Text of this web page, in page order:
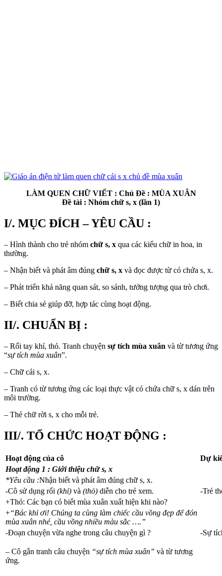
LÀM QUEN CHỮ VIẾT : Chủ Đề : MÙA XUÂN
Đề tài : Nhóm chữ s, x (lần 1)
I/. MỤC ĐÍCH – YÊU CẦU :
– Hình thành cho trẻ nhóm chữ s, x qua các kiểu chữ in hoa, in
thường.
– Nhận biết và phát âm đúng chữ s, x và đọc được từ có chứa s, x.
– Phát triển khả năng quan sát, so sánh, tưởng tượng qua trò chơi.
– Biết chia sẻ giúp đỡ, hợp tác cùng hoạt động.
II/. CHUẨN BỊ :
– Rối tay khỉ, thỏ. Tranh chuyện sự tích mùa xuân và từ tương ứng
“sự tích mùa xuân”.
– Chữ cái s, x.
– Tranh có từ tương ứng các loại thực vật có chứa chữ s, x dán trên
môi trường.
– Thẻ chữ rời s, x cho mỗi trẻ.
III/. TỔ CHỨC HOẠT ĐỘNG :
Hoạt động của cô
Dự
Hoạt động 1 : Giới thiệu chữ s, x
*Yêu cầu :Nhận biết và phát âm đúng chữ s, x.
-Cô sử dụng rối (khỉ) và (thỏ) diễn cho trẻ xem.
-Trẻ
+Thỏ: Các bạn có biết mùa xuân xuất hiện khi nào?
+“Bác khỉ ơi! Chúng ta cùng làm chiếc cầu vồng đẹp để đón
mùa xuân nhé, cầu vồng nhiều màu sắc ….”
-Đoạn chuyện vừa nghe trong câu chuyện gì ?
-Sự
– Cô gắn tranh câu chuyện “sự tích mùa xuân” và từ tương
ứng.